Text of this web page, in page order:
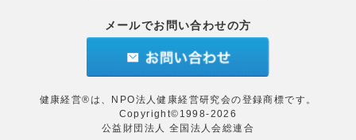
メールでお問い合わせの方
健康経営®は、NPO法人健康経営研究会の登録商標です。
Copyright©1998-2026
公益財団法人 全国法人会総連合